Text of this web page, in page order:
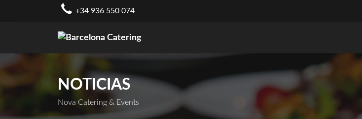
+34 936 550 074
NOTICIAS
Nova Catering & Events